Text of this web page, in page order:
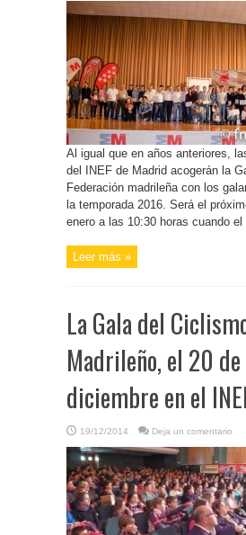
Al igual que en años anteriores,
del INEF de Madrid acogerán la
Federación madrileña con los
la temporada 2016. Será el
enero a las 10:30 horas cuando
Leer más »
La Gala del
Madrileño, el 20 de
diciembre en el
19/12/2014 Deja un comentario